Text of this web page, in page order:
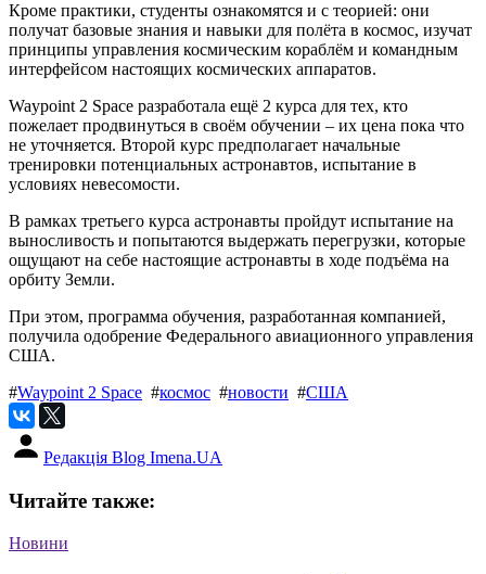
Кроме практики, студенты ознакомятся и с теорией: они
получат базовые знания и навыки для полёта в космос, изучат
принципы управления космическим кораблём и командным
интерфейсом настоящих космических аппаратов.
Waypoint 2 Space разработала ещё 2 курса для тех, кто
пожелает продвинуться в своём обучении – их цена пока что
не уточняется. Второй курс предполагает начальные
тренировки потенциальных астронавтов, испытание в
условиях невесомости.
В рамках третьего курса астронавты пройдут испытание на
выносливость и попытаются выдержать перегрузки, которые
ощущают на себе настоящие астронавты в ходе подъёма на
орбиту Земли.
При этом, программа обучения, разработанная компанией,
получила одобрение Федерального авиационного управления
США.
#Waypoint 2 Space #космос #новости #США
Редакція Blog Imena.UA
Читайте также:
Новини